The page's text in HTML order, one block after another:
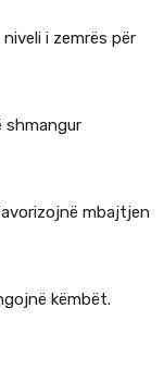
i zemrës për
shmangur
mbajtjen
këmbët.